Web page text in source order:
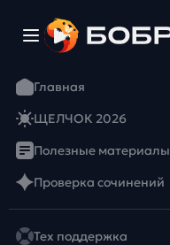
Главная
ЩЕЛЧОК 2026
Полезные материалы
Проверка сочинений
Тех поддержка